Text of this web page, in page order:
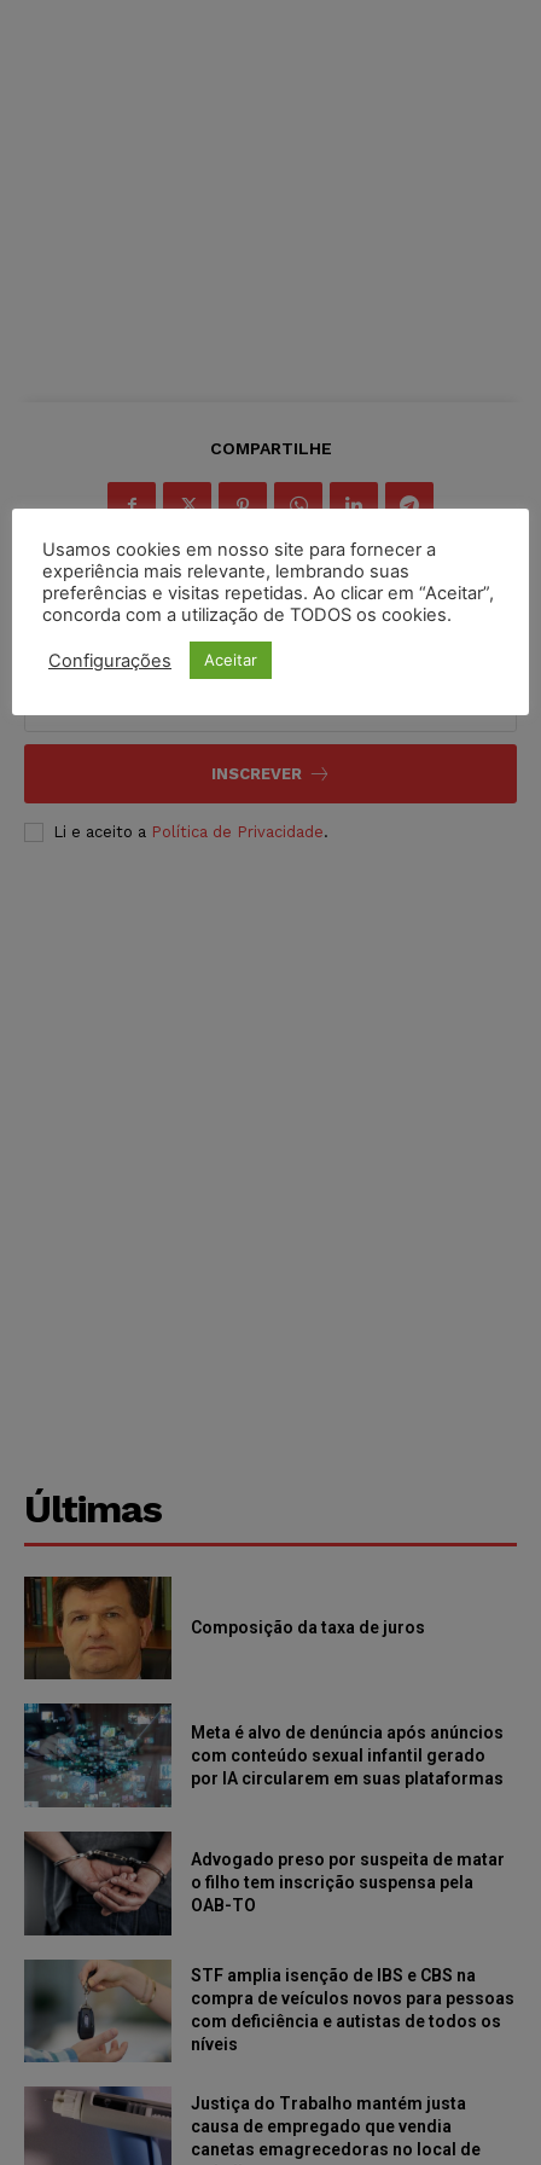
COMPARTILHE
INSCREVER
Li e aceito a Política de Privacidade.
Últimas
Composição da taxa de juros
Meta é alvo de denúncia após anúncios
com conteúdo sexual infantil gerado
por IA circularem em suas plataformas
Advogado preso por suspeita de matar
o filho tem inscrição suspensa pela
OAB-TO
STF amplia isenção de IBS e CBS na
compra de veículos novos para pessoas
com deficiência e autistas de todos os
níveis
Justiça do Trabalho mantém justa
causa de empregado que vendia
canetas emagrecedoras no local de
Usamos cookies em nosso site para fornecer a
experiência mais relevante, lembrando suas
preferências e visitas repetidas. Ao clicar em “Aceitar”,
concorda com a utilização de TODOS os cookies.
Configurações Aceitar